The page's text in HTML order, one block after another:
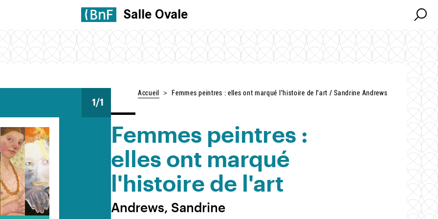
Salle Ovale Search
Search
Accueil Femmes peintres : elles ont marqué l'histoire de l'art / Sandrine Andrews
1/1
Femmes peintres :
elles ont marqué
l'histoire de l'art
Andrews, Sandrine